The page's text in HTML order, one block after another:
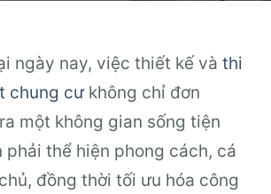
ngày nay, việc thiết kế và thi
chung cưkhông chỉ đơn
một không gian sống tiện
phải thể hiện phong cách, cá
đồng thời tối ưu hóa công